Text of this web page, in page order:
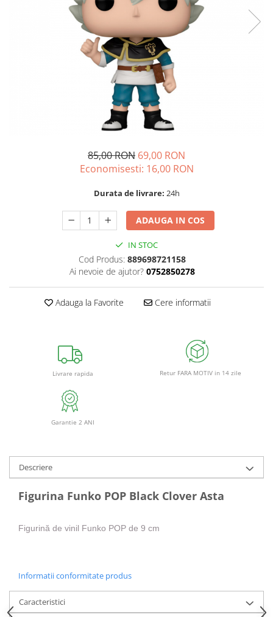
85,00 RON 69,00 RON
Economisesti: 16,00 RON
Durata de livrare: 24h
ADAUGA IN COS
IN STOC
Cod Produs: 889698721158
Ai nevoie de ajutor? 0752850278
Adauga la Favorite Cere informatii
Livrare rapida Retur FARA MOTIV in 14 zile
Garantie 2 ANI
Descriere
Figurina Funko POP Black Clover Asta
Figurină de vinil Funko POP de 9 cm
Informatii conformitate produs
Caracteristici